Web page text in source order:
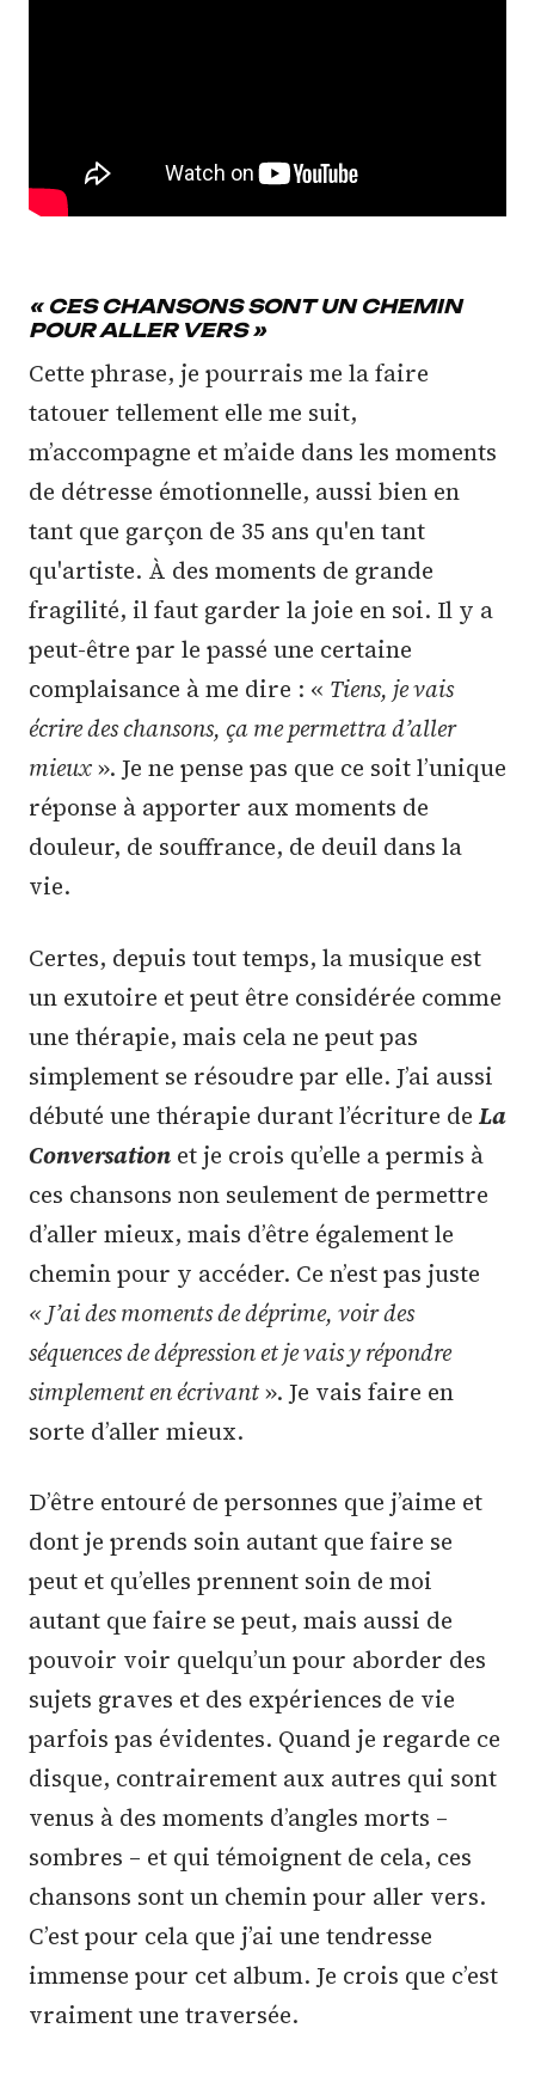
« CES CHANSONS SONT UN CHEMIN
POUR ALLER VERS »
Cette phrase, je pourrais me la faire
tatouer tellement elle me suit,
m’accompagne et m’aide dans les moments
de détresse émotionnelle, aussi bien en
tant que garçon de 35 ans qu'en tant
qu'artiste. À des moments de grande
fragilité, il faut garder la joie en soi. Il y a
peut-être par le passé une certaine
complaisance à me dire : « Tiens, je vais
écrire des chansons, ça me permettra d’aller
mieux». Je ne pense pas que ce soit l’unique
réponse à apporter aux moments de
douleur, de souffrance, de deuil dans la
vie.
Certes, depuis tout temps, la musique est
un exutoire et peut être considérée comme
une thérapie, mais cela ne peut pas
simplement se résoudre par elle. J’ai aussi
débuté une thérapie durant l’écriture de La
Conversation et je crois qu’elle a permis à
ces chansons non seulement de permettre
d’aller mieux, mais d’être également le
chemin pour y accéder. Ce n’est pas juste
« J’ai des moments de déprime, voir des
séquences de dépression et je vais y répondre
simplement en écrivant». Je vais faire en
sorte d’aller mieux.
D’être entouré de personnes que j’aime et
dont je prends soin autant que faire se
peut et qu’elles prennent soin de moi
autant que faire se peut, mais aussi de
pouvoir voir quelqu’un pour aborder des
sujets graves et des expériences de vie
parfois pas évidentes. Quand je regarde ce
disque, contrairement aux autres qui sont
venus à des moments d’angles morts –
sombres – et qui témoignent de cela, ces
chansons sont un chemin pour aller vers.
C’est pour cela que j’ai une tendresse
immense pour cet album. Je crois que c’est
vraiment une traversée.